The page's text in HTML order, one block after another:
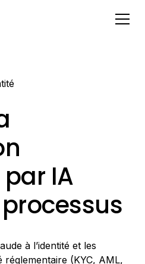
IA
à l’identité et les
(KYC, AML,